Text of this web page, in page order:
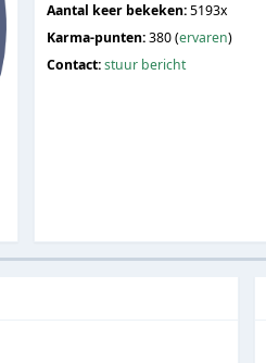
Aantal keer bekeken:5193x
Karma-punten:380 (ervaren)
Contact:stuur bericht